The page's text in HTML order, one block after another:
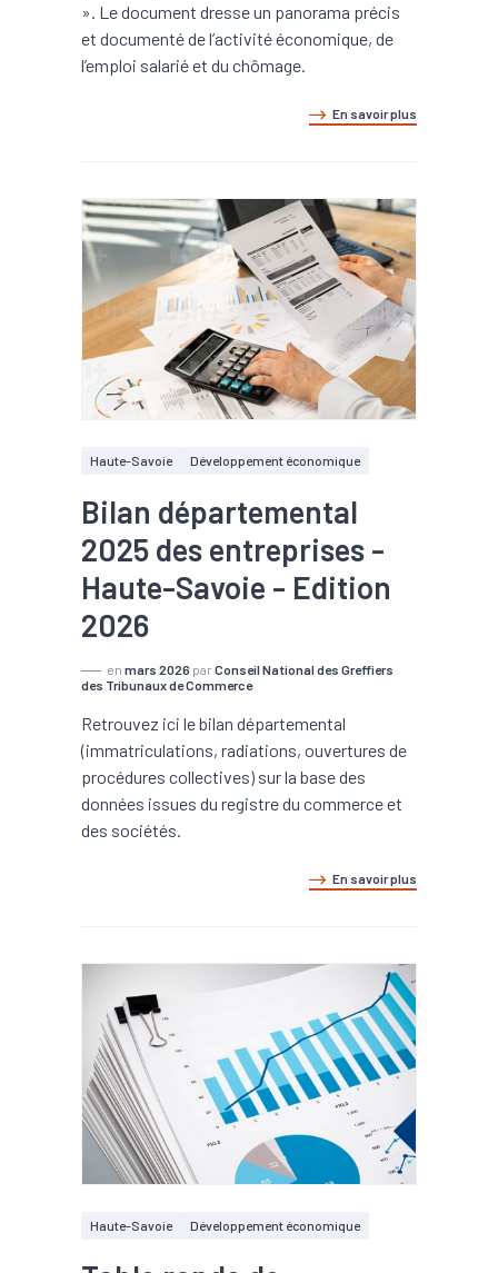
». Le document dresse un panorama précis
et documenté de l’activité économique, de
l’emploi salarié et du chômage.
En savoir plus
Haute-Savoie Développement économique
Bilan départemental
2025 des entreprises -
Haute-Savoie - Edition
2026
en mars 2026 par Conseil National des Greffiers
des Tribunaux de Commerce
Retrouvez ici le bilan départemental
(immatriculations, radiations, ouvertures de
procédures collectives) sur la base des
données issues du registre du commerce et
des sociétés.
En savoir plus
Haute-Savoie Développement économique